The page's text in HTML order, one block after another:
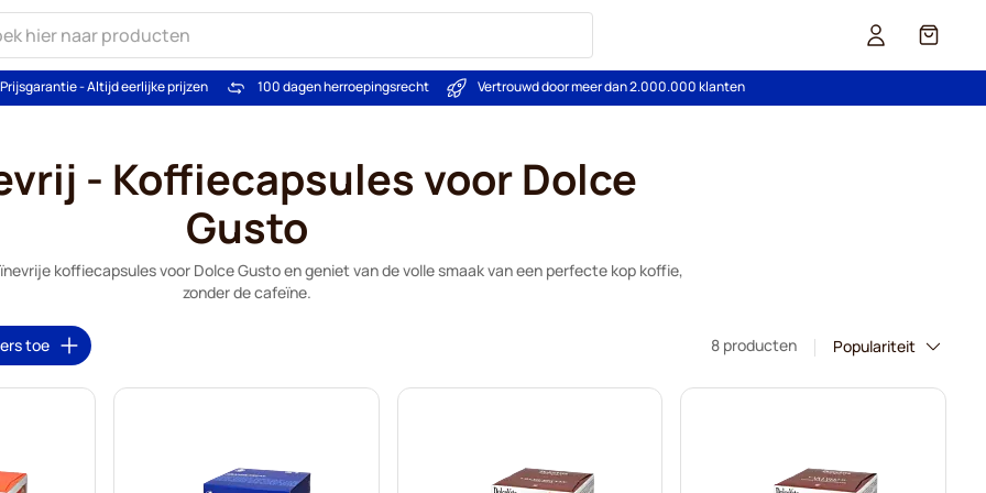
Cart
Prijsgarantie - Altijd eerlijke prijzen 100 dagen herroepingsrecht Vertrouwd door meer dan 2.000.000 klanten
- Koffiecapsules voor Dolce
Gusto
koffiecapsules voor Dolce Gusto en geniet van de volle smaak van een perfecte kop koffie,
zonder de cafeïne.
toe 8 producten